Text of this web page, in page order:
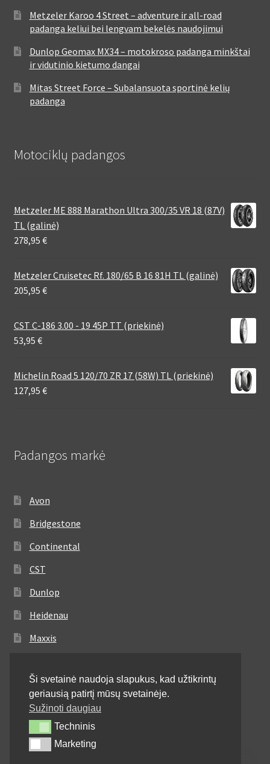
Metzeler Karoo 4 Street – adventure ir all-road
padanga keliui bei lengvam bekelės naudojimui
Dunlop Geomax MX34 – motokroso padanga minkštai
ir vidutinio kietumo dangai
Mitas Street Force – Subalansuota sportinė kelių
padanga
Motociklų padangos
Metzeler ME 888 Marathon Ultra 300/35 VR 18 (87V)
TL (galinė)
278,95 €
Metzeler Cruisetec Rf. 180/65 B 16 81H TL (galinė)
205,95 €
CST C-186 3.00 - 19 45P TT (priekinė)
53,95 €
Michelin Road 5 120/70 ZR 17 (58W) TL (priekinė)
127,95 €
Padangos markė
Avon
Bridgestone
Continental
CST
Dunlop
Heidenau
Maxxis
Michelin
Mitas
Pirelli
Shinko
Ši svetainė naudoja slapukus, kad užtikrintų
geriausią patirtį mūsų svetainėje.
Sužinoti daugiau
TechninisTechninis
MarketingMarketing